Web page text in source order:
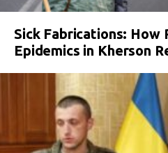
Sick Fabrications: How
Epidemics in Kherson